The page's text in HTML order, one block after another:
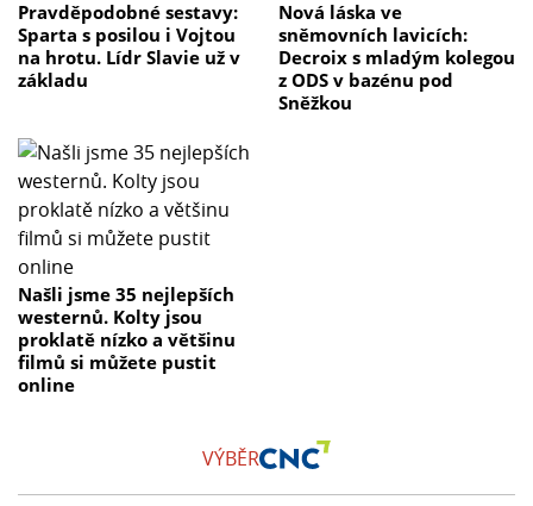
Pravděpodobné sestavy:
Sparta s posilou i Vojtou
na hrotu. Lídr Slavie už v
základu
Nová láska ve
sněmovních lavicích:
Decroix s mladým kolegou
z ODS v bazénu pod
Sněžkou
Našli jsme 35 nejlepších
westernů. Kolty jsou
proklatě nízko a většinu
filmů si můžete pustit
online
VÝBĚR